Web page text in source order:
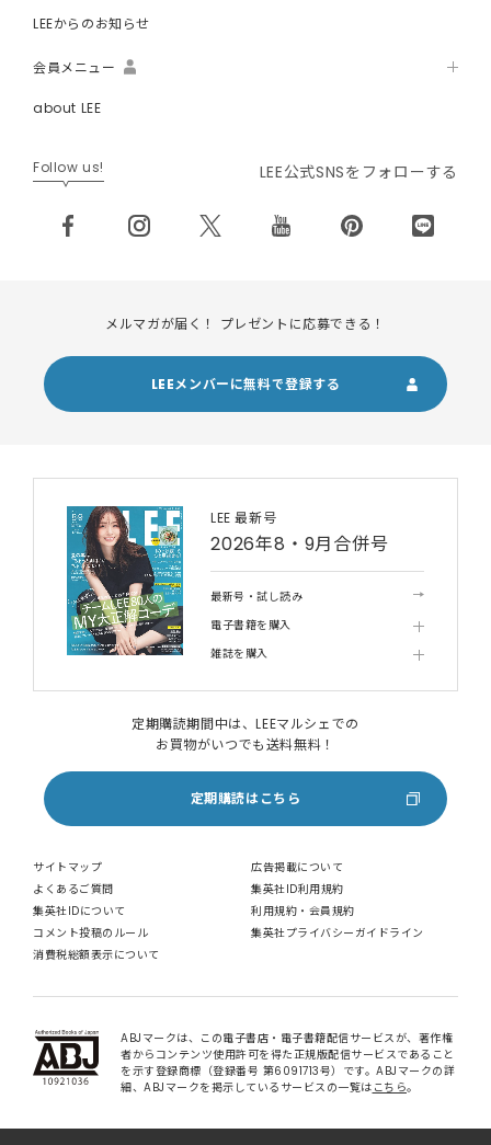
LEEからのお知らせ
会員メニュー
about LEE
Follow us! LEE公式SNSをフォローする
メルマガが届く！ プレゼントに応募できる！
LEEメンバーに無料で登録する
LEE 最新号
2026年8・9月合併号
最新号・試し読み
電子書籍を購入
雑誌を購入
定期購読期間中は、LEEマルシェでの
お買物がいつでも送料無料！
定期購読はこちら
サイトマップ
広告掲載について
よくあるご質問
集英社ID利用規約
集英社IDについて
利用規約・会員規約
コメント投稿のルール
集英社プライバシーガイドライン
消費税総額表示について
ABJマークは、この電子書店・電子書籍配信サービスが、著作権
者からコンテンツ使用許可を得た正規版配信サービスであること
を示す登録商標（登録番号 第6091713号）です。ABJマークの詳
細、ABJマークを掲示しているサービスの一覧は こちら。